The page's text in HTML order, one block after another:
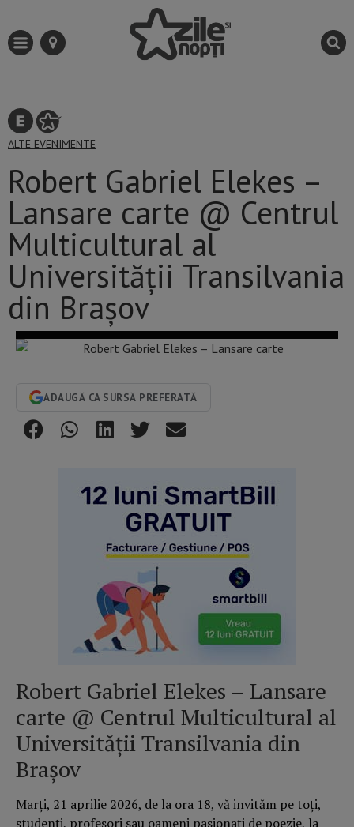
ALTE EVENIMENTE
Robert Gabriel Elekes –
Lansare carte @ Centrul
Multicultural al
Universității Transilvania
din Brașov
ADAUGĂ CA SURSĂ PREFERATĂ
Robert Gabriel Elekes – Lansare
carte @ Centrul Multicultural al
Universității Transilvania din
Brașov
Marți, 21 aprilie 2026, de la ora 18, vă invităm pe toți,
studenți, profesori sau oameni pasionați de poezie, la